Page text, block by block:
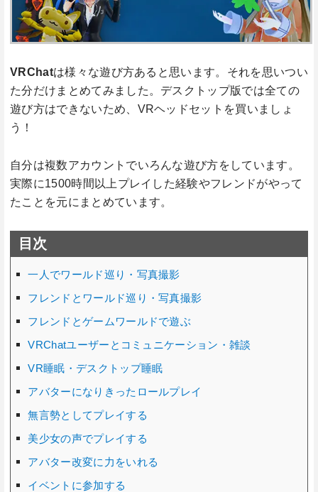
VRChatは様々な遊び方あると思います。それを思いつい
た分だけまとめてみました。デスクトップ版では全ての
遊び方はできないため、VRヘッドセットを買いましょ
う！
自分は複数アカウントでいろんな遊び方をしています。
実際に1500時間以上プレイした経験やフレンドがやって
たことを元にまとめています。
目次
一人でワールド巡り・写真撮影
フレンドとワールド巡り・写真撮影
フレンドとゲームワールドで遊ぶ
VRChatユーザーとコミュニケーション・雑談
VR睡眠・デスクトップ睡眠
アバターになりきったロールプレイ
無言勢としてプレイする
美少女の声でプレイする
アバター改変に力をいれる
イベントに参加する